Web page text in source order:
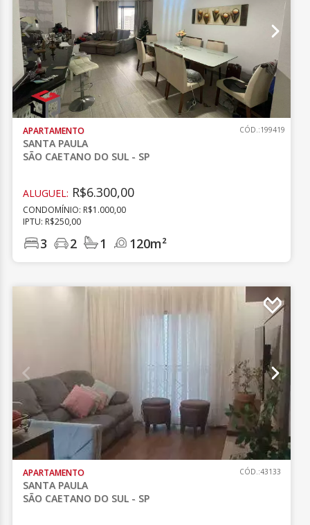
APARTAMENTO
SANTA PAULA
SÃO CAETANO DO SUL - SP
CÓD.:199419
ALUGUEL: R$6.300,00
CONDOMÍNIO: R$1.000,00
IPTU: R$250,00
3 2 1 120m²
APARTAMENTO
SANTA PAULA
SÃO CAETANO DO SUL - SP
CÓD.:43133